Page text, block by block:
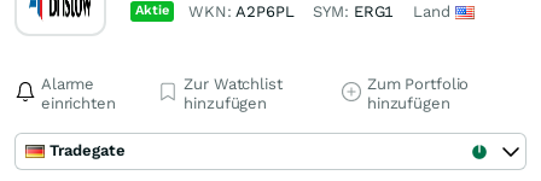
Aktie WKN:A2P6PL SYM: ERG1 Land
Alarme
einrichten
Zur Watchlist
hinzufügen
Zum Portfolio
hinzufügen
Tradegate